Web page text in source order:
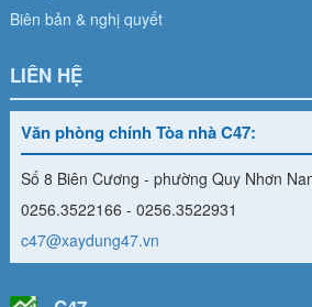
Biên bản & nghị quyết
LIÊN HỆ
Văn phòng chính Tòa nhà C47:
Số 8 Biên Cương - phường Quy Nhơn
0256.3522166 - 0256.3522931
c47@xaydung47.vn